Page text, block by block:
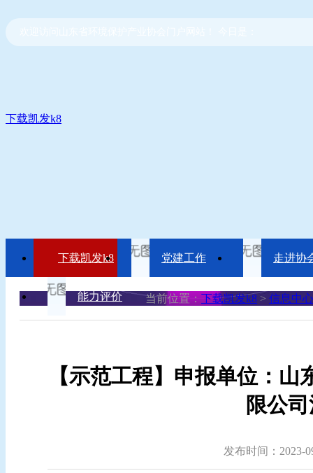
下载凯发k8
下载凯发k8 党建工作 走进协
能力评价 当前位置： 下载凯发k8 > 信息中心
【示范工程】申报单位：
限公
发布时间：2023-